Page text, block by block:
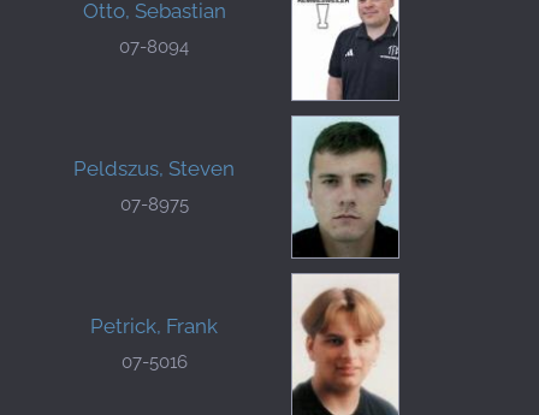
Otto, Sebastian
07-8094
Peldszus, Steven
07-8975
Petrick, Frank
07-5016